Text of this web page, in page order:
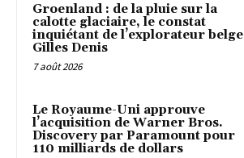
Groenland : de la pluie sur la
calotte glaciaire, le constat
inquiétant de l’explorateur belge
Gilles Denis
7 août 2026
Le Royaume-Uni approuve
l’acquisition de Warner Bros.
Discovery par Paramount pour
110 milliards de dollars